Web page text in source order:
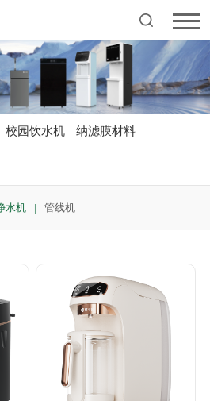
校园饮水机 纳滤膜材料
水机 管线机